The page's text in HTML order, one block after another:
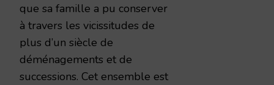
que sa famille a pu conserver
à travers les vicissitudes de
plus d’un siècle de
déménagements et de
successions. Cet ensemble est